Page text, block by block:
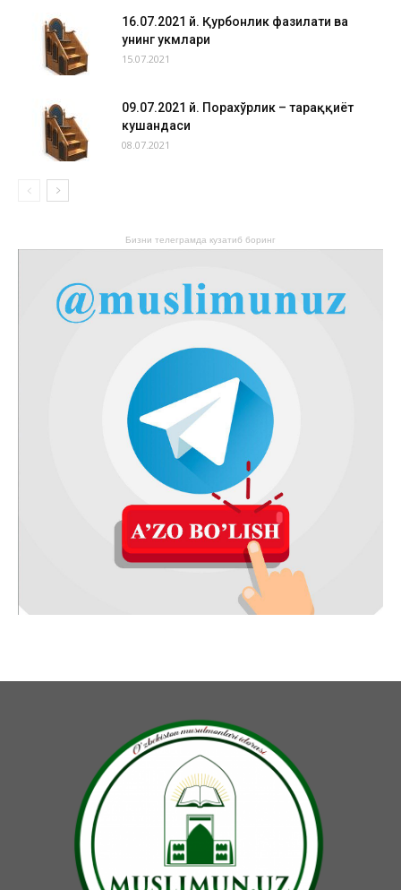
16.07.2021 й. Қурбонлик фазилати ва
унинг ҳукмлари
15.07.2021
09.07.2021 й. Порахўрлик – тараққиёт
кушандаси
08.07.2021
Бизни телеграмда кузатиб боринг